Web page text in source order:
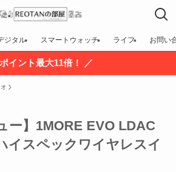
ジタル スマートウォッチ ライフ お問い
イント最大11倍！ ／
ー】1MORE EVO LDAC
イスペックワイヤレスイ